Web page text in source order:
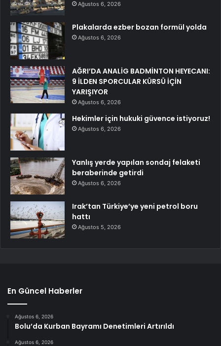
Ağustos 6, 2026
Plakalarda ezber bozan formül yolda
Ağustos 6, 2026
AĞRI’DA ANALİG BADMİNTON HEYECANI:
9 İLDEN SPORCULAR KÜRSÜ İÇİN
YARIŞIYOR
Ağustos 6, 2026
Hekimler için hukuki güvence istiyoruz!
Ağustos 6, 2026
Yanlış yerde yapılan sondaj felaketi
beraberinde getirdi
Ağustos 6, 2026
Irak’tan Türkiye’ye yeni petrol boru
hattı
Ağustos 5, 2026
En Güncel Haberler
Ağustos 6, 2026
Bolu’da Kurban Bayramı Denetimleri Artırıldı
Ağustos 6, 2026